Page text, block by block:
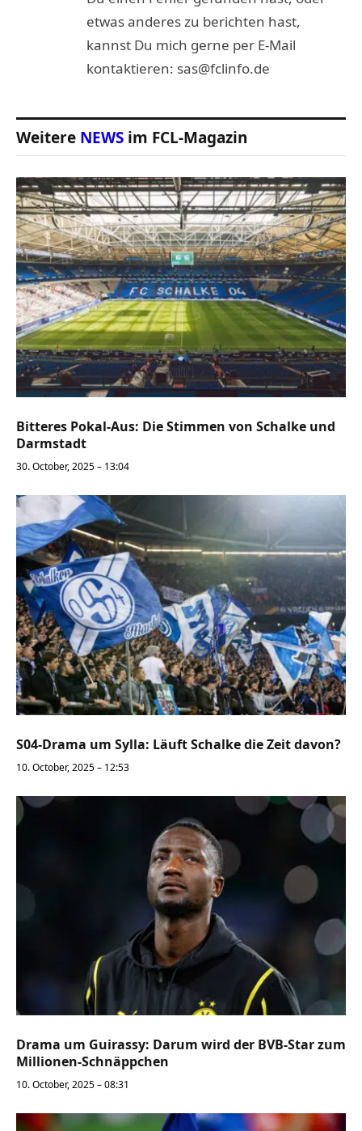
etwas anderes zu berichten hast,
kannst Du mich gerne per E-Mail
kontaktieren: sas@fclinfo.de
Weitere NEWS im FCL-Magazin
Bitteres Pokal-Aus: Die Stimmen von Schalke und
Darmstadt
30. October, 2025 – 13:04
S04-Drama um Sylla: Läuft Schalke die Zeit davon?
10. October, 2025 – 12:53
Drama um Guirassy: Darum wird der BVB-Star zum
Millionen-Schnäppchen
10. October, 2025 – 08:31